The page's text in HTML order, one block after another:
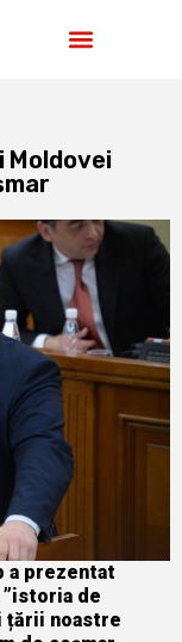
a prezentat
de
țării noastre